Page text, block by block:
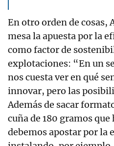
En otro orden de cosas,
mesa la apuesta por la
como factor de
explotaciones: “En un
nos cuesta ver en qué
innovar, pero las
Además de sacar
cuña de 180 gramos
debemos apostar por la